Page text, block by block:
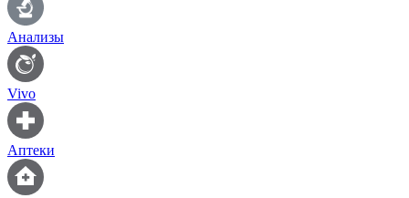
Анализы
Vivo
Аптеки